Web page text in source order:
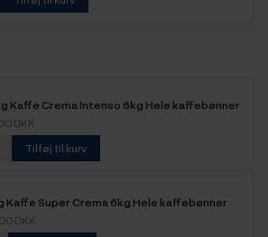
Kaffe Crema Intenso 6kg Hele kaffebønner
DKK
Tilføj til kurv
Kaffe Super Crema 6kg Hele kaffebønner
DKK